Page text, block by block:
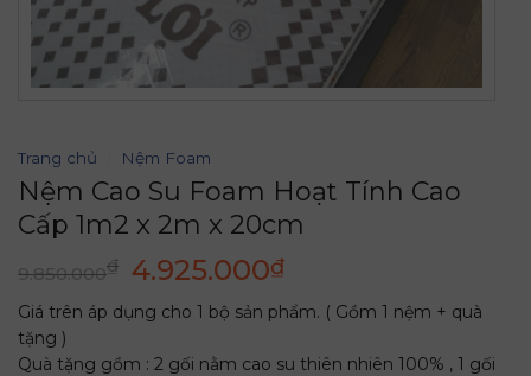
Trang chủ Nệm Foam
Nệm Cao Su Foam Hoạt Tính Cao
Cấp 1m2 x 2m x 20cm
9.850.000₫ Giá
gốc
là:
9.850.000₫.
4.925.000₫Giá
hiện
tại
là:
Giá trên áp dụng cho 1 bộ sản phẩm. ( Gồm 1 nệm + quà
tặng )
Quà tặng gồm : 2 gối nằm cao su thiên nhiên 100% , 1 gối